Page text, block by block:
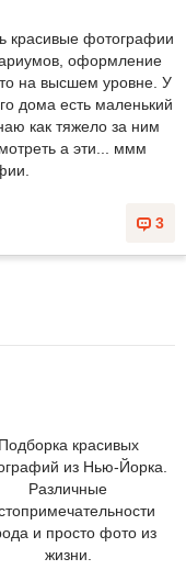
красивые фотографии
оформление
на высшем уровне. У
дома есть маленький
как тяжело за ним
а эти... ммм
3
Подборка красивых
из Нью-Йорка.
Различные
и просто фото из
жизни.